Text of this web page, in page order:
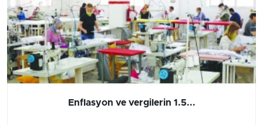
Enflasyon ve vergilerin 1.5...